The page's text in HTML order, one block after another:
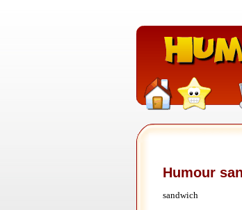
Humour
sandwich